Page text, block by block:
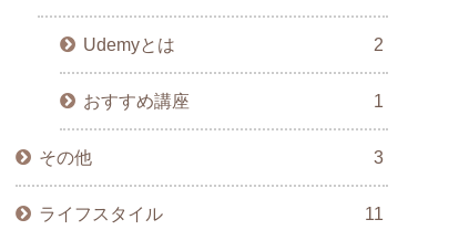
Udemyとは 2
おすすめ講座 1
その他 3
ライフスタイル 11